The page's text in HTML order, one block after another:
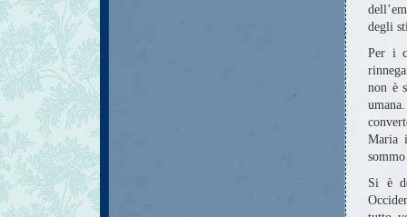
degli
Per i
non è
Maria
Si è